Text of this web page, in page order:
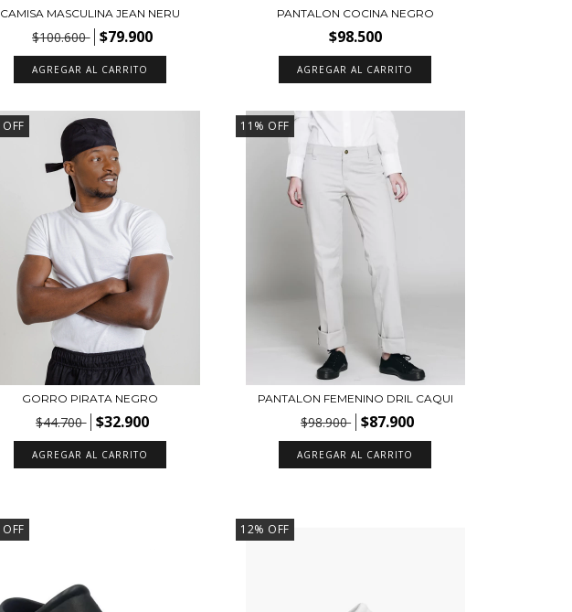
CAMISA MASCULINA JEAN NERU
$100.600 $79.900
AGREGAR AL CARRITO
PANTALON COCINA NEGRO
$98.500
AGREGAR AL CARRITO
OFF
GORRO PIRATA NEGRO
$44.700 $32.900
AGREGAR AL CARRITO
11 % OFF
PANTALON FEMENINO DRIL CAQUI
$98.900 $87.900
AGREGAR AL CARRITO
OFF 12% OFF